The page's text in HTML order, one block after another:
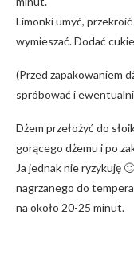
Limonki umyć,
wymieszać. Dodać
(Przed zapakowaniem
spróbować i
Dżem przełożyć do
gorącego dżemu i po
Ja jednak nie ryzykuję
nagrzanego do
na około 20-25 minut.